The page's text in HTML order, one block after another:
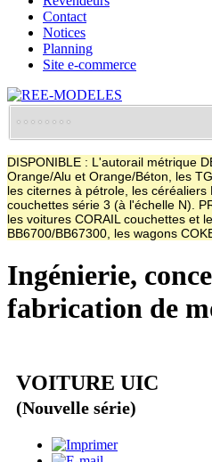
Contact
Notices
Planning
Site e-commerce
DISPONIBLE : L'autorail métrique
Orange/Alu et Orange/Béton, les
les citernes à pétrole, les céréaliers
couchettes série 3 (à l'échelle N).
les voitures CORAIL couchettes et
BB6700/BB67300, les wagons
Ingénierie,
fabrication de
VOITURE UIC
(Nouvelle série)